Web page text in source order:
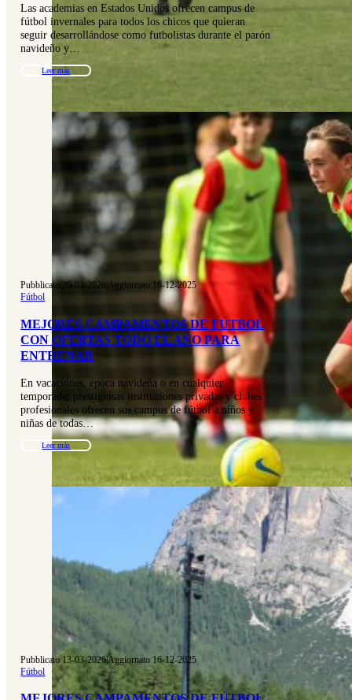
Las academias en Estados Unidos ofrecen campus de
fútbol invernales para todos los chicos que quieran
seguir desarrollándose como futbolistas durante el parón
navideño y…
Leer más
Pubblicato 20-03-2026|Aggiornato 16-12-2025
Fútbol
MEJORES CAMPAMENTOS DE FÚTBOL
CON OFERTAS TODO EL AÑO PARA
ENTRENAR
En vacaciones, época navideña o en cualquier
temporada; prestigiosas instituciones privadas y clubes
profesionales ofrecen sus campus de fútbol a niños y
niñas de todas…
Leer más
Pubblicato 13-03-2026|Aggiornato 16-12-2025
Fútbol